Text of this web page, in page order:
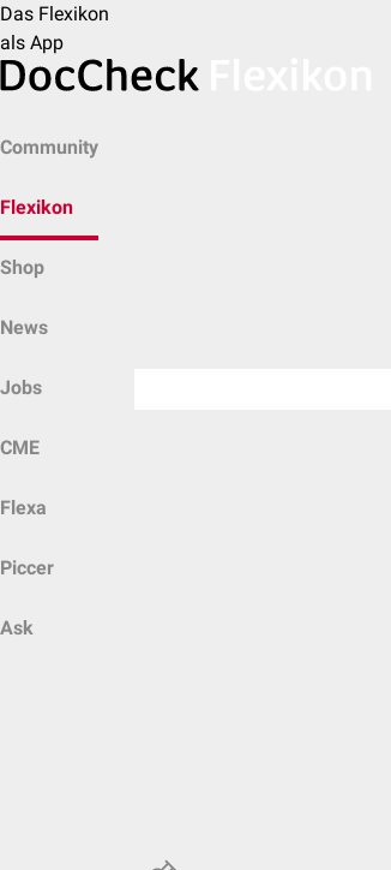
Das Flexikon
als App
Community
Flexikon
Shop
News
Jobs
CME
Flexa
Piccer
Ask